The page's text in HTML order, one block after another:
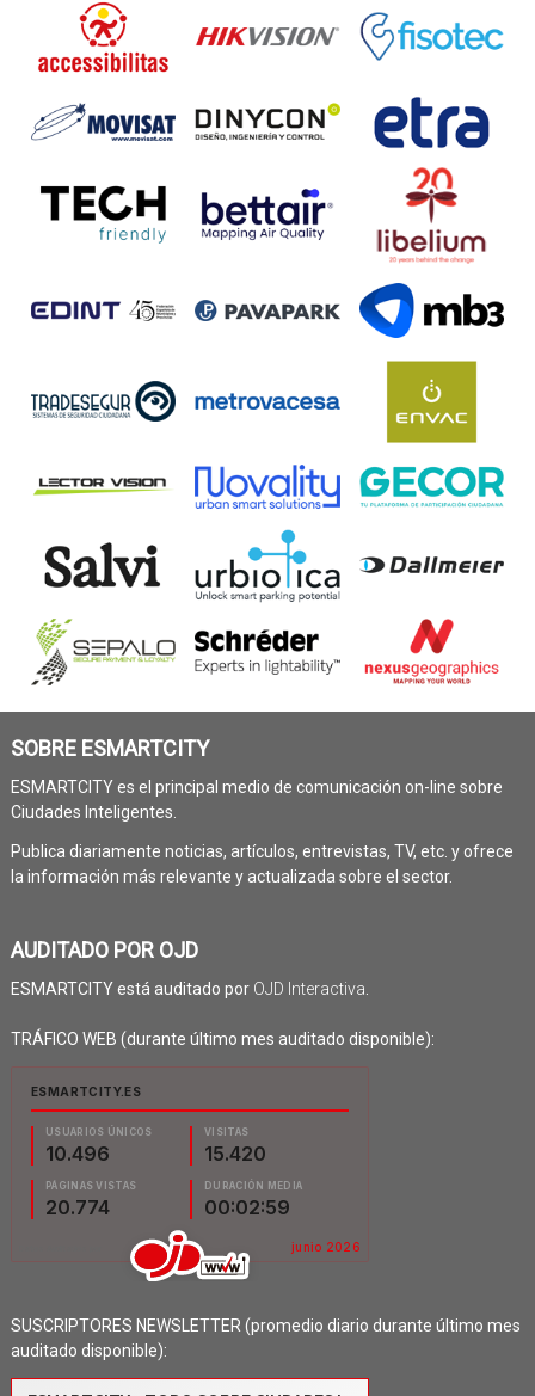
SOBRE ESMARTCITY
ESMARTCITY es el principal medio de comunicación on-line sobre
Ciudades Inteligentes.
Publica diariamente noticias, artículos, entrevistas, TV, etc. y ofrece
la información más relevante y actualizada sobre el sector.
AUDITADO POR OJD
ESMARTCITY está auditado por OJD Interactiva
TRÁFICO WEB (durante último mes auditado disponible):
SUSCRIPTORES NEWSLETTER (promedio diario durante último mes
auditado disponible):